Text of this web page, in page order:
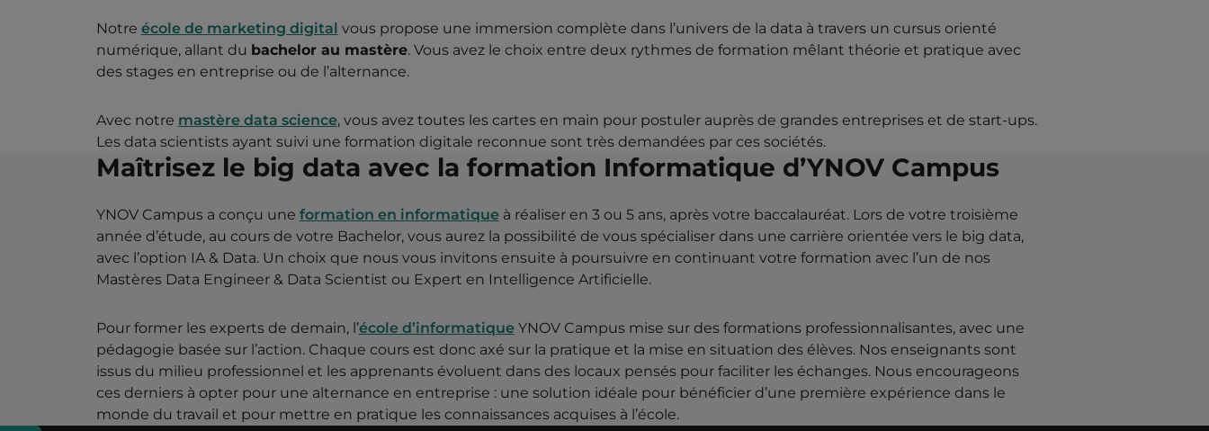
Notre école de marketing digital vous propose une immersion complète dans l’univers de la data à travers un cursus orienté
numérique, allant du bachelor au mastère. Vous avez le choix entre deux rythmes de formation mêlant théorie et pratique avec
des stages en entreprise ou de l’alternance.
Avec notre mastère data science, vous avez toutes les cartes en main pour postuler auprès de grandes entreprises et de start-ups.
Les data scientists ayant suivi une formation digitale reconnue sont très demandées par ces sociétés.
Maîtrisez le big data avec la formation Informatique d’YNOV Campus
YNOV Campus a conçu une formation en informatiqueà réaliser en 3 ou 5 ans, après votre baccalauréat. Lors de votre troisième
année d’étude, au cours de votre Bachelor, vous aurez la possibilité de vous spécialiser dans une carrière orientée vers le big data,
avec l’option IA & Data. Un choix que nous vous invitons ensuite à poursuivre en continuant votre formation avec l’un de nos
Mastères Data Engineer & Data Scientist ou Expert en Intelligence Artificielle.
Pour former les experts de demain, l’école d’informatiqueYNOV Campus mise sur des formations professionnalisantes, avec une
pédagogie basée sur l’action. Chaque cours est donc axé sur la pratique et la mise en situation des élèves. Nos enseignants sont
issus du milieu professionnel et les apprenants évoluent dans des locaux pensés pour faciliter les échanges. Nous encourageons
ces derniers à opter pour une alternance en entreprise : une solution idéale pour bénéficier d’une première expérience dans le
monde du travail et pour mettre en pratique les connaissances acquises à l’école.